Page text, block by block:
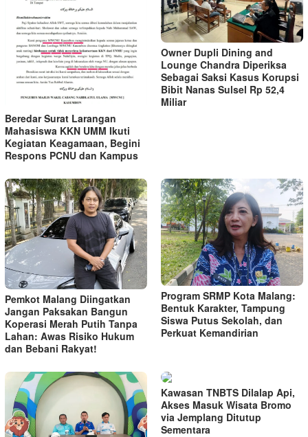
Beredar Surat Larangan
Mahasiswa KKN UMM Ikuti
Kegiatan Keagamaan, Begini
Respons PCNU dan Kampus
Owner Dupli Dining and
Lounge Chandra Diperiksa
Sebagai Saksi Kasus Korupsi
Bibit Nanas Sulsel Rp 52,4
Miliar
Pemkot Malang Diingatkan
Jangan Paksakan Bangun
Koperasi Merah Putih Tanpa
Lahan: Awas Risiko Hukum
dan Bebani Rakyat!
Program SRMP Kota Malang:
Bentuk Karakter, Tampung
Siswa Putus Sekolah, dan
Perkuat Kemandirian
Kawasan TNBTS Dilalap Api,
Akses Masuk Wisata Bromo
via Jemplang Ditutup
Sementara